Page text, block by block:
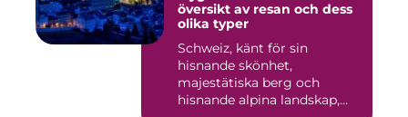
översikt av resan och dess
olika typer
Schweiz, känt för sin
hisnande skönhet,
majestätiska berg och
hisnande alpina landskap,